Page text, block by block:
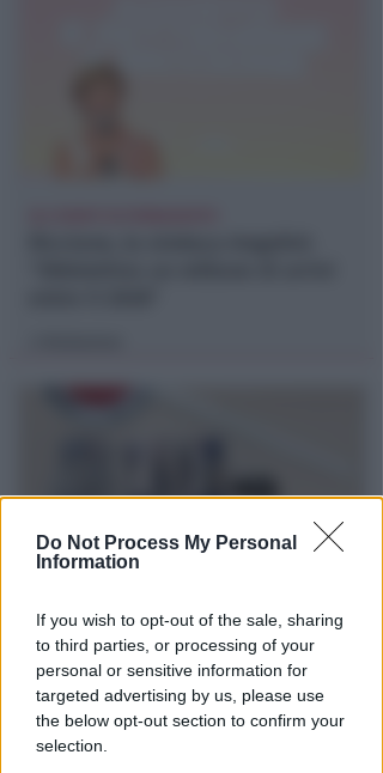
Do Not Process My Personal
Information
If you wish to opt-out of the sale, sharing
to third parties, or processing of your
personal or sensitive information for
targeted advertising by us, please use
the below opt-out section to confirm your
selection.
A VISERBA
Stesso appartamento, ancora
droga (in frigo) ma cambia
l'arrestato
diRedazione